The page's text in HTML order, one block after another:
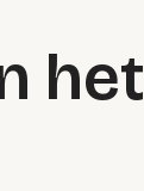
het